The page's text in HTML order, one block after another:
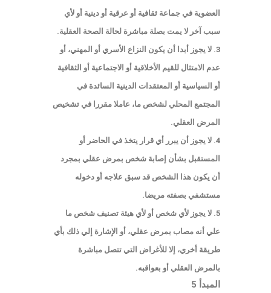
العضوية في جماعة ثقافية أو عرقية أو دينية أو لأي
سبب آخر لا يمت بصلة مباشرة لحالة الصحة العقلية.
3. لا يجوز أبدا أن يكون النزاع الأسري أو المهني، أو
عدم الامتثال للقيم الأخلاقية أو الاجتماعية أو الثقافية
أو السياسية أو المعتقدات الدينية السائدة في
المجتمع المحلي لشخص ما، عاملا مقررا في تشخيص
المرض العقلي.
4. لا يجوز أن يبرر أي قرار يتخذ في الحاضر أو
المستقبل بشأن إصابة شخص بمرض عقلي بمجرد
أن يكون هذا الشخص قد سبق علاجه أو دخوله
مستشفي بصفته مريضا.
5. لا يجوز لأي شخص أو لأي هيئة تصنيف شخص ما
علي أنه مصاب بمرض عقلي، أو الإشارة إلي ذلك بأي
طريقة أخري، إلا للأغراض التي تتصل مباشرة
بالمرض العقلي أو بعواقبه.
المبدأ 5